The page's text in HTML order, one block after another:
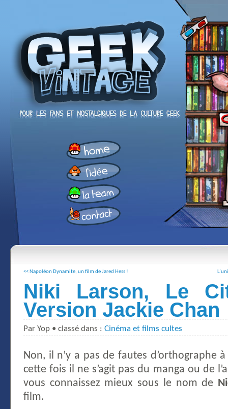
<< Napoléon Dynamite, un film de Jared Hess !
Niki Larson, Le
Version Jackie Chan
Par Yop • classé dans : Cinéma et films cultes
Non, il n’y a pas de fautes d’orthographe
cette fois il ne s’agit pas du manga ou de
vous connaissez mieux sous le nom de
film.